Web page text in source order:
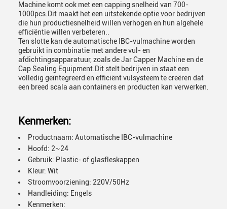
Machine komt ook met een capping snelheid van 700-
1000pcs.Dit maakt het een uitstekende optie voor bedrijven
die hun productiesnelheid willen verhogen en hun algehele
efficiëntie willen verbeteren..
Ten slotte kan de automatische IBC-vulmachine worden
gebruikt in combinatie met andere vul- en
afdichtingsapparatuur, zoals de Jar Capper Machine en de
Cap Sealing Equipment.Dit stelt bedrijven in staat een
volledig geïntegreerd en efficiënt vulsysteem te creëren dat
een breed scala aan containers en producten kan verwerken.
Kenmerken:
Productnaam: Automatische IBC-vulmachine
Hoofd: 2~24
Gebruik: Plastic- of glasfleskappen
Kleur: Wit
Stroomvoorziening: 220V/50Hz
Handleiding: Engels
Kenmerken: